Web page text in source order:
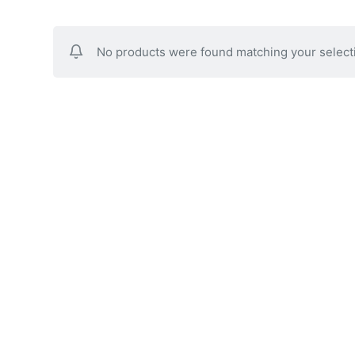
No products were found matching your